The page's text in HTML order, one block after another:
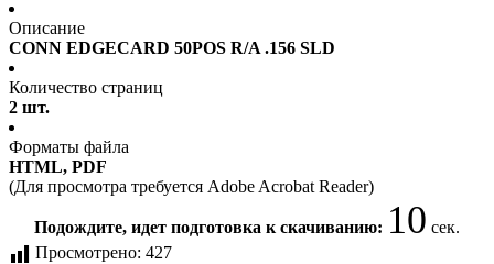
Описание
CONN EDGECARD 50POS R/A .156 SLD
Количество страниц
2 шт.
Форматы файла
HTML, PDF
(Для просмотра требуется Adobe Acrobat Reader)
Подождите, идет подготовка к скачиванию: 10 сек.
Просмотрено: 427